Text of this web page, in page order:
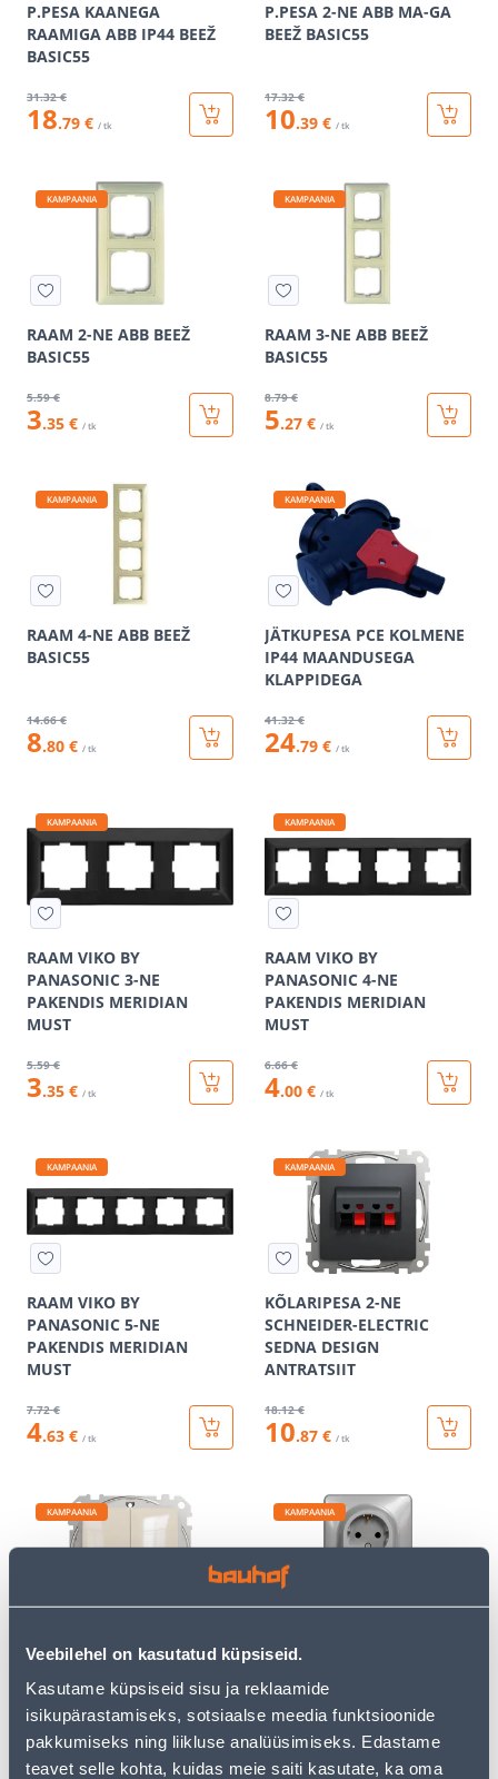
Veebilehel on kasutatud küpsiseid.
Kasutame küpsiseid sisu ja reklaamide
isikupärastamiseks, sotsiaalse meedia funktsioonide
pakkumiseks ning liikluse analüüsimiseks. Edastame
teavet selle kohta, kuidas meie saiti kasutate, ka oma
P.PESA KAANEGA
RAAMIGA ABB IP44 BEEŽ
BASIC55
31.32 €
18.79 € / tk
P.PESA 2-NE ABB MA-GA
BEEŽ BASIC55
17.32 €
10.39 € / tk
KAMPAANIA
RAAM 2-NE ABB BEEŽ
BASIC55
5.59 €
3.35 € / tk
KAMPAANIA
RAAM 3-NE ABB BEEŽ
BASIC55
8.79 €
5.27 € / tk
KAMPAANIA
RAAM 4-NE ABB BEEŽ
BASIC55
14.66 €
8.80 € / tk
KAMPAANIA
JÄTKUPESA PCE KOLMENE
IP44 MAANDUSEGA
KLAPPIDEGA
41.32 €
24.79 € / tk
KAMPAANIA
RAAM VIKO BY
PANASONIC 3-NE
PAKENDIS MERIDIAN
MUST
5.59 €
3.35 € / tk
KAMPAANIA
RAAM VIKO BY
PANASONIC 4-NE
PAKENDIS MERIDIAN
MUST
6.66 €
4.00 € / tk
KAMPAANIA
RAAM VIKO BY
PANASONIC 5-NE
PAKENDIS MERIDIAN
MUST
7.72 €
4.63 € / tk
KAMPAANIA
KÕLARIPESA 2-NE
SCHNEIDER-ELECTRIC
SEDNA DESIGN
ANTRATSIIT
18.12 €
10.87 € / tk
KAMPAANIA
LÜLITI 2-NE IP44
SEDNA DESIGN BEEŽ
.32 €
5 .59 €
KAMPAANIA
PISTIKUPESA 2-NE M-GA
SEDNA DESIGN ALU
18.12 €
10.87 €